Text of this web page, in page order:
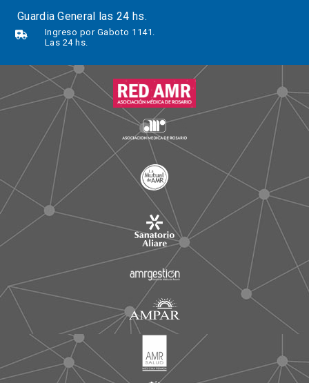
Guardia General las 24 hs.
Ingreso por Gaboto 1141.
Las 24 hs.